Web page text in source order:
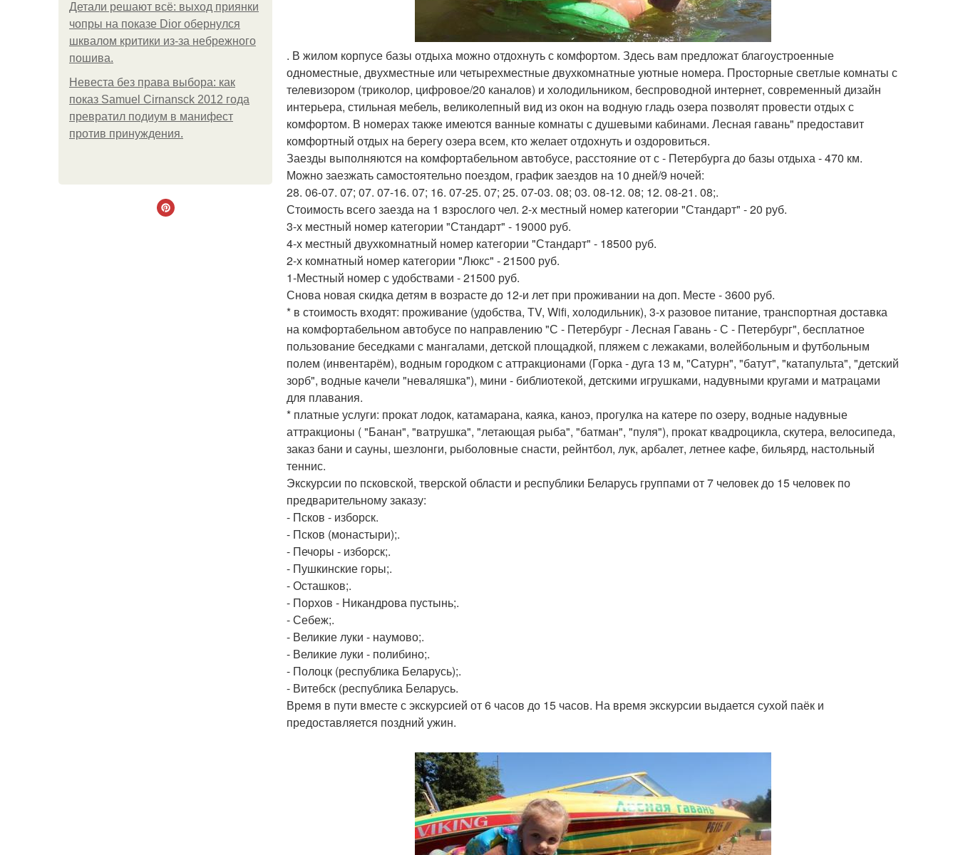
Детали решают всё: выход приянки
чопры на показе Dior обернулся
шквалом критики из-за небрежного
пошива.
Невеста без права выбора: как
показ Samuel Cirnansck 2012 года
превратил подиум в манифест
против принуждения.
. В жилом корпусе базы отдыха можно отдохнуть с комфортом. Здесь вам предложат благоустроенные
одноместные, двухместные или четырехместные двухкомнатные уютные номера. Просторные светлые комнаты с
телевизором (триколор, цифровое/20 каналов) и холодильником, беспроводной интернет, современный дизайн
интерьера, стильная мебель, великолепный вид из окон на водную гладь озера позволят провести отдых с
комфортом. В номерах также имеются ванные комнаты с душевыми кабинами. Лесная гавань" предоставит
комфортный отдых на берегу озера всем, кто желает отдохнуть и оздоровиться.
Заезды выполняются на комфортабельном автобусе, расстояние от с - Петербурга до базы отдыха - 470 км.
Можно заезжать самостоятельно поездом, график заездов на 10 дней/9 ночей:
28. 06-07. 07; 07. 07-16. 07; 16. 07-25. 07; 25. 07-03. 08; 03. 08-12. 08; 12. 08-21. 08;.
Стоимость всего заезда на 1 взрослого чел. 2-х местный номер категории "Стандарт" - 20 руб.
3-х местный номер категории "Стандарт" - 19000 руб.
4-х местный двухкомнатный номер категории "Стандарт" - 18500 руб.
2-х комнатный номер категории "Люкс" - 21500 руб.
1-Местный номер с удобствами - 21500 руб.
Снова новая скидка детям в возрасте до 12-и лет при проживании на доп. Месте - 3600 руб.
* в стоимость входят: проживание (удобства, ТV, Wifi, холодильник), 3-х разовое питание, транспортная доставка
на комфортабельном автобусе по направлению "С - Петербург - Лесная Гавань - С - Петербург", бесплатное
пользование беседками с мангалами, детской площадкой, пляжем с лежаками, волейбольным и футбольным
полем (инвентарём), водным городком с аттракционами (Горка - дуга 13 м, "Сатурн", "батут", "катапульта", "детский
зорб", водные качели "неваляшка"), мини - библиотекой, детскими игрушками, надувными кругами и матрацами
для плавания.
* платные услуги: прокат лодок, катамарана, каяка, каноэ, прогулка на катере по озеру, водные надувные
аттракционы ( "Банан", "ватрушка", "летающая рыба", "батман", "пуля"), прокат квадроцикла, скутера, велосипеда,
заказ бани и сауны, шезлонги, рыболовные снасти, рейнтбол, лук, арбалет, летнее кафе, бильярд, настольный
теннис.
Экскурсии по псковской, тверской области и республики Беларусь группами от 7 человек до 15 человек по
предварительному заказу:
- Псков - изборск.
- Псков (монастыри);.
- Печоры - изборск;.
- Пушкинские горы;.
- Осташков;.
- Порхов - Никандрова пустынь;.
- Себеж;.
- Великие луки - наумово;.
- Великие луки - полибино;.
- Полоцк (республика Беларусь);.
- Витебск (республика Беларусь.
Время в пути вместе с экскурсией от 6 часов до 15 часов. На время экскурсии выдается сухой паёк и
предоставляется поздний ужин.